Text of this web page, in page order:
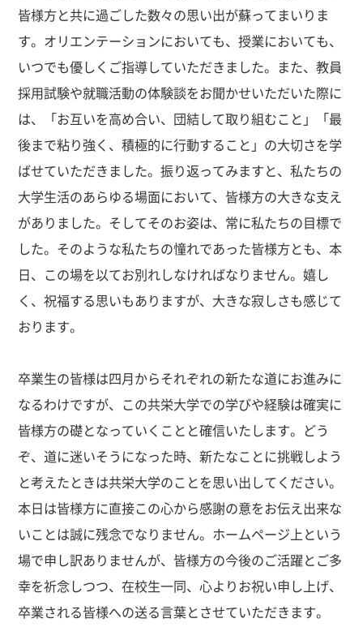
皆様方と共に過ごした数々の思い出が蘇ってまいりま
す。オリエンテーションにおいても、授業においても、
いつでも優しくご指導していただきました。また、教員
採用試験や就職活動の体験談をお聞かせいただいた際に
は、「お互いを高め合い、団結して取り組むこと」「最
後まで粘り強く、積極的に行動すること」の大切さを学
ばせていただきました。振り返ってみますと、私たちの
大学生活のあらゆる場面において、皆様方の大きな支え
がありました。そしてそのお姿は、常に私たちの目標で
した。そのような私たちの憧れであった皆様方とも、本
日、この場を以てお別れしなければなりません。嬉し
く、祝福する思いもありますが、大きな寂しさも感じて
おります。
卒業生の皆様は四月からそれぞれの新たな道にお進みに
なるわけですが、この共栄大学での学びや経験は確実に
皆様方の礎となっていくことと確信いたします。どう
ぞ、道に迷いそうになった時、新たなことに挑戦しよう
と考えたときは共栄大学のことを思い出してください。
本日は皆様方に直接この心から感謝の意をお伝え出来な
いことは誠に残念でなりません。ホームページ上という
場で申し訳ありませんが、皆様方の今後のご活躍とご多
幸を祈念しつつ、在校生一同、心よりお祝い申し上げ、
卒業される皆様への送る言葉とさせていただきます。